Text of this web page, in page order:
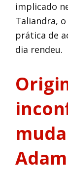
implicado
Taliandra,
prática de
dia rendeu.